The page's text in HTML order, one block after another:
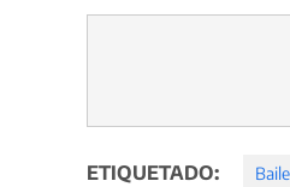
ETIQUETADO: